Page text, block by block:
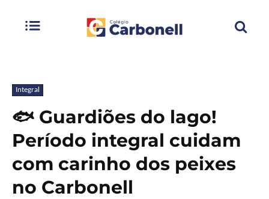
Integral
🐟 Guardiões do lago!
Período integral cuidam
com carinho dos peixes
no Carbonell